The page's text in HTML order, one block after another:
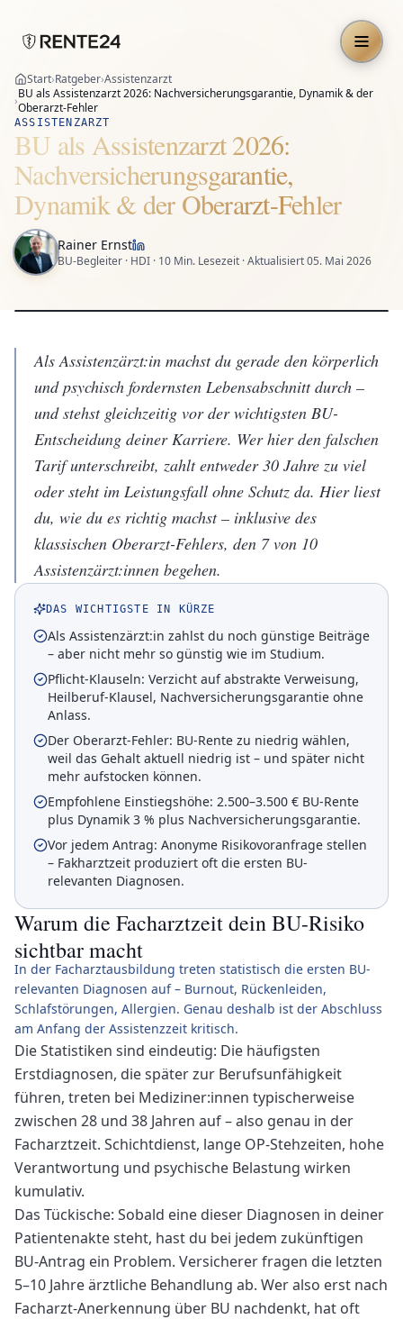
Start›Ratgeber›Assistenzarzt
›BU als Assistenzarzt 2026: Nachversicherungsgarantie, Dynamik & der
Oberarzt-Fehler
ASSISTENZARZT
BU als Assistenzarzt 2026:
Nachversicherungsgarantie,
Dynamik & der Oberarzt-Fehler
Rainer Ernst
BU-Begleiter · HDI · 10 Min. Lesezeit · Aktualisiert05. Mai 2026
Als Assistenzärzt:in machst du gerade den körperlich
und psychisch fordernsten Lebensabschnitt durch –
und stehst gleichzeitig vor der wichtigsten BU-
Entscheidung deiner Karriere. Wer hier den falschen
Tarif unterschreibt, zahlt entweder 30 Jahre zu viel
oder steht im Leistungsfall ohne Schutz da. Hier liest
du, wie du es richtig machst – inklusive des
klassischen Oberarzt-Fehlers, den 7 von 10
Assistenzärzt:innen begehen.
DAS WICHTIGSTE IN KÜRZE
Als Assistenzärzt:in zahlst du noch günstige Beiträge
– aber nicht mehr so günstig wie im Studium.
Pflicht-Klauseln: Verzicht auf abstrakte Verweisung,
Heilberuf-Klausel, Nachversicherungsgarantie ohne
Anlass.
Der Oberarzt-Fehler: BU-Rente zu niedrig wählen,
weil das Gehalt aktuell niedrig ist – und später nicht
mehr aufstocken können.
Empfohlene Einstiegshöhe: 2.500–3.500 € BU-Rente
plus Dynamik 3 % plus Nachversicherungsgarantie.
Vor jedem Antrag: Anonyme Risikovoranfrage stellen
– Fakharztzeit produziert oft die ersten BU-
relevanten Diagnosen.
Warum die Facharztzeit dein BU-Risiko
sichtbar macht
In der Facharztausbildung treten statistisch die ersten BU-
relevanten Diagnosen auf – Burnout, Rückenleiden,
Schlafstörungen, Allergien. Genau deshalb ist der Abschluss
am Anfang der Assistenzzeit kritisch.
Die Statistiken sind eindeutig: Die häufigsten
Erstdiagnosen, die später zur Berufsunfähigkeit
führen, treten bei Mediziner:innen typischerweise
zwischen 28 und 38 Jahren auf – also genau in der
Facharztzeit. Schichtdienst, lange OP-Stehzeiten, hohe
Verantwortung und psychische Belastung wirken
kumulativ.
Das Tückische: Sobald eine dieser Diagnosen in deiner
Patientenakte steht, hast du bei jedem zukünftigen
BU-Antrag ein Problem. Versicherer fragen die letzten
5–10 Jahre ärztliche Behandlung ab. Wer also erst nach
Facharzt-Anerkennung über BU nachdenkt, hat oft